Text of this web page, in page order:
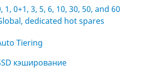
1, 0+1, 3, 5, 6, 10, 30, 50, and 60
dedicated hot spares
Tiering
кэширование